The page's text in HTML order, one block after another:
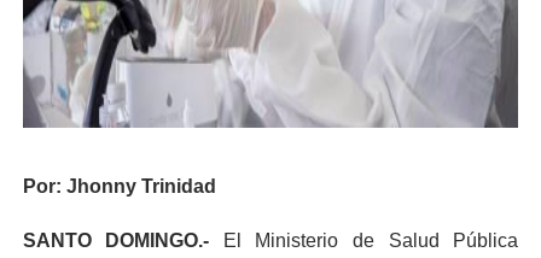
Por: Jhonny Trinidad
SANTO DOMINGO.- El Ministerio de Salud Pública